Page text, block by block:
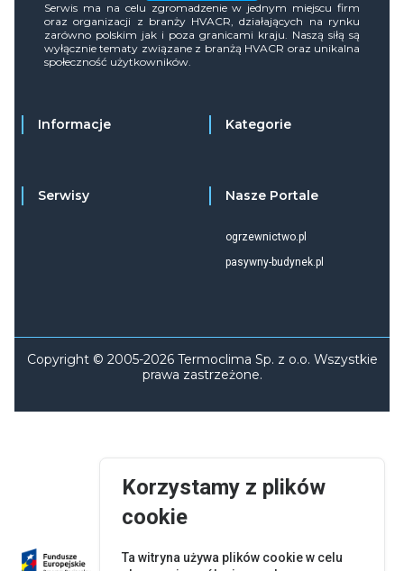
Serwis ma na celu zgromadzenie w jednym miejscu firm
oraz organizacji z branży HVACR, działających na rynku
zarówno polskim jak i poza granicami kraju. Naszą siłą są
wyłącznie tematy związane z branżą HVACR oraz unikalna
społeczność użytkowników.
Informacje Kategorie
Serwisy Nasze Portale
ogrzewnictwo.pl
pasywny-budynek.pl
Copyright © 2005-2026 Termoclima Sp. z o.o. Wszystkie
prawa zastrzeżone.
Korzystamy z plików
cookie
Ta witryna używa plików cookie w celu